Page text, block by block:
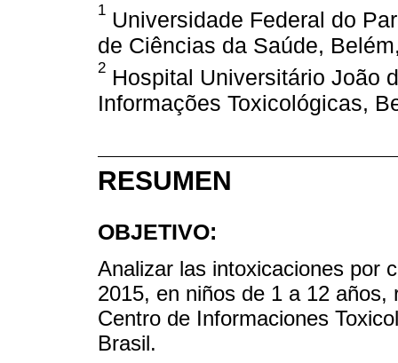
1 Universidade Federal do
de Ciências da Saúde,
2 Hospital Universitário João
Informações Toxicológicas,
RESUMEN
OBJETIVO:
Analizar las intoxicaciones por
2015, en niños de 1 a 12
Centro de Informaciones
Brasil.